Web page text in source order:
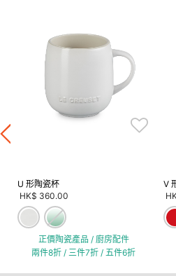
U 形陶瓷杯
HK$ 360.00
正價陶瓷產品 / 廚房配件
兩件8折 / 三件7折 / 五件6折
V